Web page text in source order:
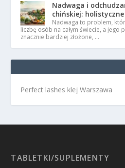
Nadwaga i
chińskiej:
Nadwaga to problem,
liczbę osób na całym świecie, a jego
znacznie bardziej złożone, …
Perfect lashes klej Warszawa
TABLETKI/SUPLEMENTY